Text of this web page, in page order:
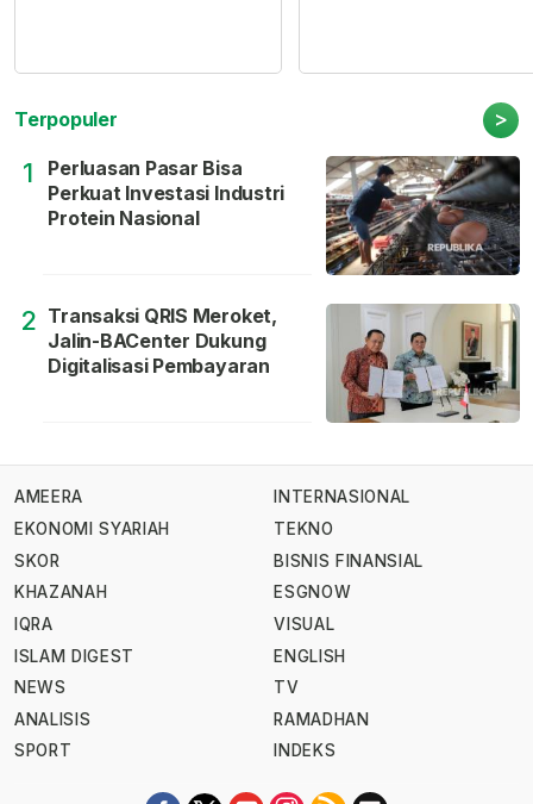
Terpopuler >
1
Perluasan Pasar Bisa
Perkuat Investasi Industri
Protein Nasional
2 Transaksi QRIS Meroket,
Jalin-BACenter Dukung
Digitalisasi Pembayaran
AMEERA
EKONOMI SYARIAH
SKOR
KHAZANAH
IQRA
ISLAM DIGEST
NEWS
ANALISIS
SPORT
INTERNASIONAL
TEKNO
BISNIS FINANSIAL
ESGNOW
VISUAL
ENGLISH
TV
RAMADHAN
INDEKS